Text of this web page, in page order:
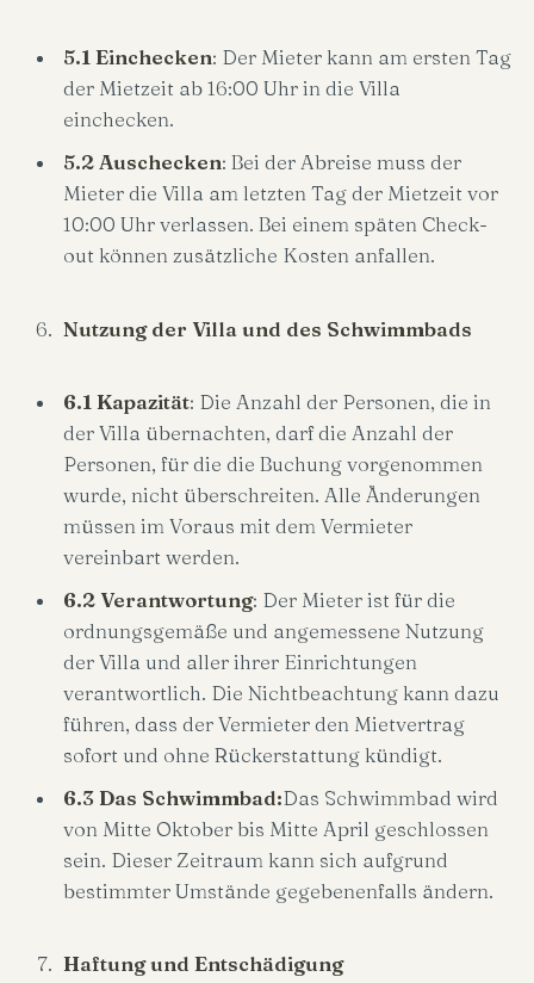
5.1 Einchecken: Der Mieter kann am ersten Tag
der Mietzeit ab 16:00 Uhr in die Villa
einchecken.
5.2 Auschecken: Bei der Abreise muss der
Mieter die Villa am letzten Tag der Mietzeit vor
10:00 Uhr verlassen. Bei einem späten Check-
out können zusätzliche Kosten anfallen.
Nutzung der Villa und des Schwimmbads
6.1 Kapazität: Die Anzahl der Personen, die in
der Villa übernachten, darf die Anzahl der
Personen, für die die Buchung vorgenommen
wurde, nicht überschreiten. Alle Änderungen
müssen im Voraus mit dem Vermieter
vereinbart werden.
6.2 Verantwortung: Der Mieter ist für die
ordnungsgemäße und angemessene Nutzung
der Villa und aller ihrer Einrichtungen
verantwortlich. Die Nichtbeachtung kann dazu
führen, dass der Vermieter den Mietvertrag
sofort und ohne Rückerstattung kündigt.
6.3 Das Schwimmbad:Das Schwimmbad wird
von Mitte Oktober bis Mitte April geschlossen
sein. Dieser Zeitraum kann sich aufgrund
bestimmter Umstände gegebenenfalls ändern.
Haftung und Entschädigung